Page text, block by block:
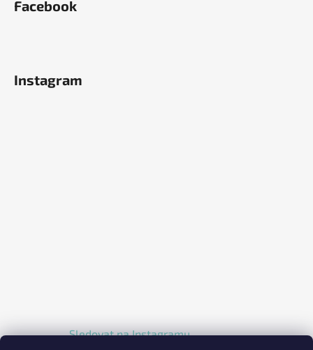
Facebook
Instagram
Sledovat na Instagramu